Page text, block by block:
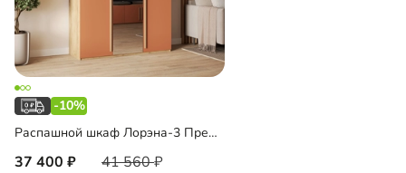
-10%
Распашной шкаф Лорэна-3 Премиум Эко с зеркалом
37 400 41 560